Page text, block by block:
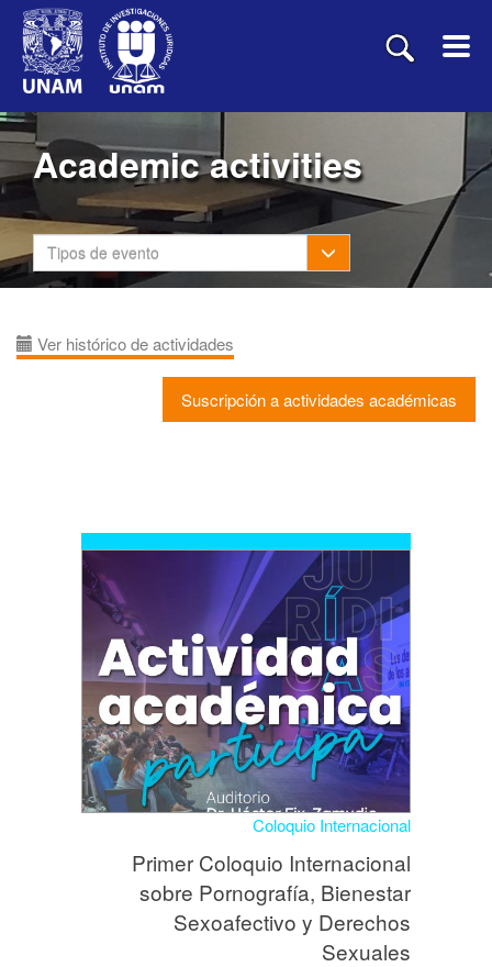
Academic activities
Tipos de evento Toggle Dropdown
Ver histórico de actividades
Suscripción a actividades académicas
Coloquio Internacional
Primer Coloquio Internacional
sobre Pornografía, Bienestar
Sexoafectivo y Derechos
Sexuales